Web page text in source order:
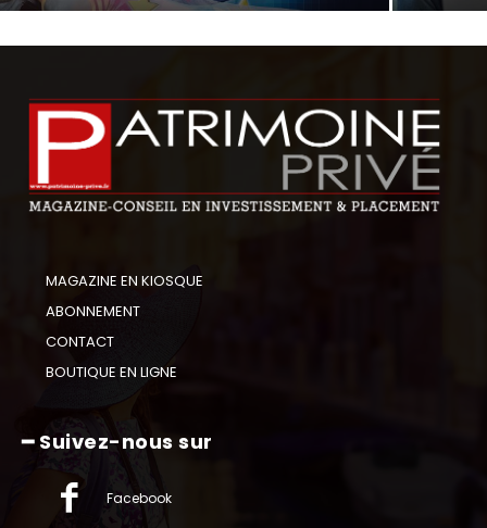
MAGAZINE EN KIOSQUE
ABONNEMENT
CONTACT
BOUTIQUE EN LIGNE
━ Suivez-nous sur
Facebook